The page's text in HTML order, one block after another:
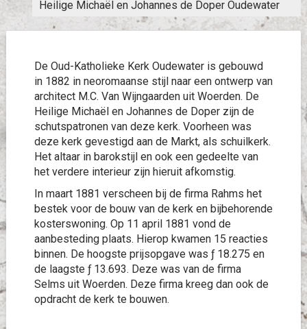
Heilige Michaël en Johannes de Doper Oudewater
De Oud-Katholieke Kerk Oudewater is gebouwd
in 1882 in neoromaanse stijl naar een ontwerp van
architect M.C. Van Wijngaarden uit Woerden. De
Heilige Michaël en Johannes de Doper zijn de
schutspatronen van deze kerk. Voorheen was
deze kerk gevestigd aan de Markt, als schuilkerk.
Het altaar in barokstijl en ook een gedeelte van
het verdere interieur zijn hieruit afkomstig.
In maart 1881 verscheen bij de firma Rahms het
bestek voor de bouw van de kerk en bijbehorende
kosterswoning. Op 11 april 1881 vond de
aanbesteding plaats. Hierop kwamen 15 reacties
binnen. De hoogste prijsopgave was ƒ 18.275 en
de laagste ƒ 13.693. Deze was van de firma
Selms uit Woerden. Deze firma kreeg dan ook de
opdracht de kerk te bouwen.